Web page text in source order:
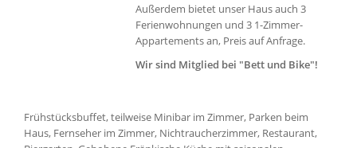
Außerdem bietet unser Haus auch 3
Ferienwohnungen und 3 1-Zimmer-
Appartements an, Preis auf Anfrage.
Wir sind Mitglied bei "Bett und Bike"!
Frühstücksbuffet, teilweise Minibar im Zimmer, Parken beim
Haus, Fernseher im Zimmer, Nichtraucherzimmer, Restaurant,